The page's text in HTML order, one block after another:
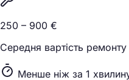
250 – 900 €
Середня вартість ремонту
Менше ніж за 1